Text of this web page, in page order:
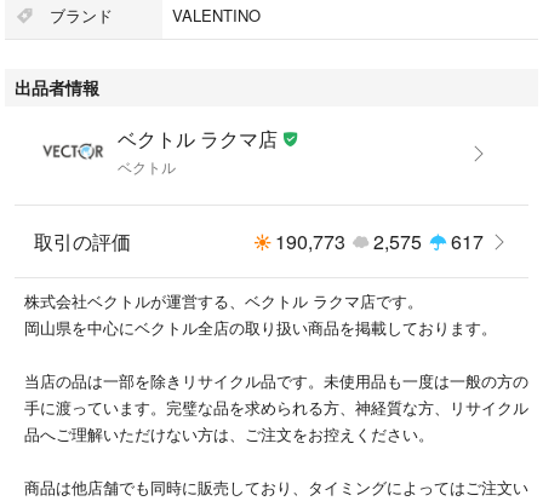
他サイトや店舗にて販売している商品です。多少のお時間差にて欠品にな
ることもございます。予めご了承頂ますようお願い致します。
こちらの商品はラクマ公式パートナーのベクトルによって出品されていま
ブランド VALENTINO
出品者情報
ベクトル ラクマ店
ベクトル
取引の評価 190,773 2,575 617
株式会社ベクトルが運営する、ベクトル ラクマ店です。
岡山県を中心にベクトル全店の取り扱い商品を掲載しております。
当店の品は一部を除きリサイクル品です。未使用品も一度は一般の方の
手に渡っています。完璧な品を求められる方、神経質な方、リサイクル
品へご理解いただけない方は、ご注文をお控えください。
商品は他店舗でも同時に販売しており、タイミングによってはご注文い